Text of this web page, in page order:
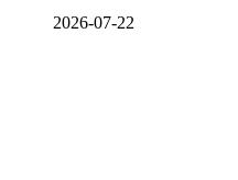
2026-07-22